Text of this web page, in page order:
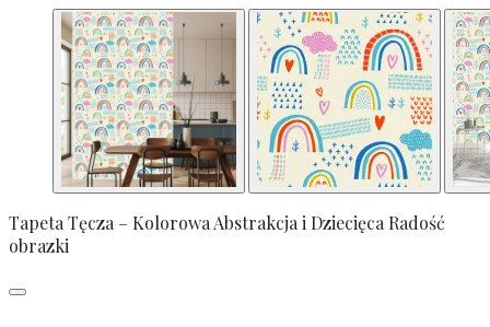
Tapeta Tęcza – Kolorowa Abstrakcja i Dziecięca Radość
obrazki